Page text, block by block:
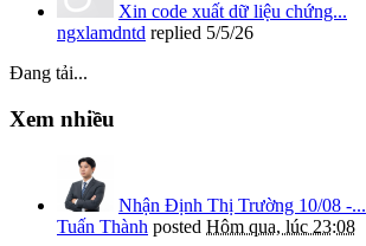
Xin code xuất dữ liệu chứng...
ngxlamdntd replied 5/5/26
Đang tải...
Xem nhiều
Nhận Định Thị Trường 10/08 -...
Tuấn Thành posted Hôm qua, lúc 23:08